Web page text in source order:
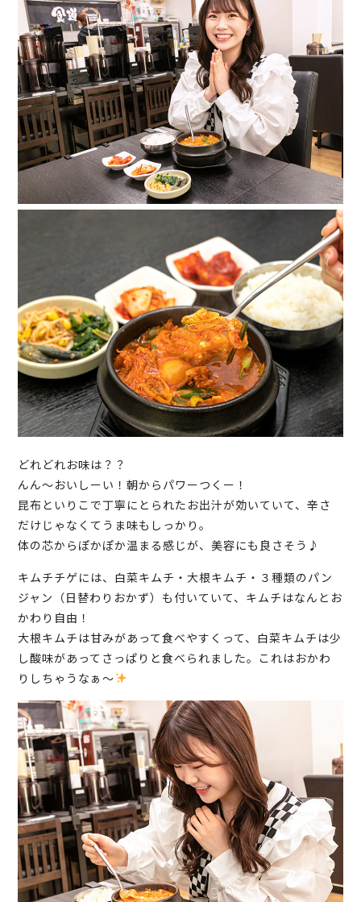
どれどれお味は？？
んん～おいしーい！朝からパワーつくー！
昆布といりこで丁寧にとられたお出汁が効いていて、辛さ
だけじゃなくてうま味もしっかり。
体の芯からぽかぽか温まる感じが、美容にも良さそう♪
キムチチゲには、白菜キムチ・大根キムチ・３種類のパン
ジャン（日替わりおかず）も付いていて、キムチはなんとお
かわり自由！
大根キムチは甘みがあって食べやすくって、白菜キムチは少
し酸味があってさっぱりと食べられました。これはおかわ
りしちゃうなぁ～